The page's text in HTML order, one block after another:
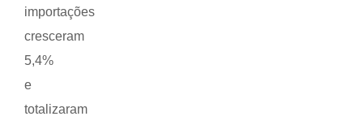
importações
cresceram
5,4%
e
totalizaram